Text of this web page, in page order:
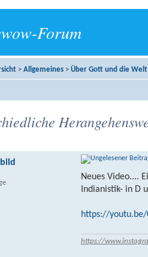
Forum
> Allgemeines > Über Gott und die Welt
Neues Video....
Indianistik- in D
https://youtu.be/
https://